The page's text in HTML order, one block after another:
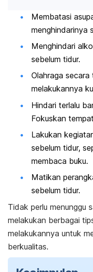
Membatasi
menghindarinya
Menghindari
sebelum tidur.
Olahraga
melakukannya
Hindari terlalu
Fokuskan
Lakukan
sebelum tidur,
membaca buku.
Matikan
sebelum tidur.
Tidak perlu menunggu
melakukan berbagai
melakukannya untuk
berkualitas.